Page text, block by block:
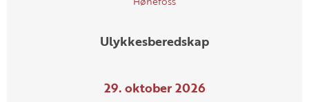
Ulykkesberedskap
29. oktober 2026